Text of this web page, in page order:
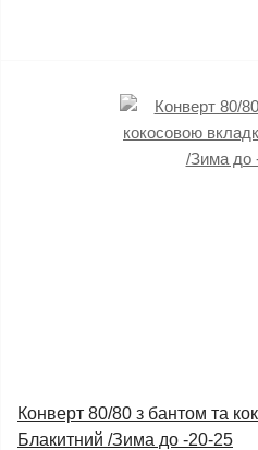
Конверт 80/80 з бантом та
Блакитний /Зима до -20-25